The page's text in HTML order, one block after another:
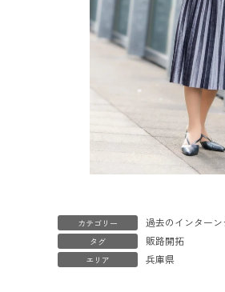
カテゴリー 過去のインター
タグ 販路開拓
エリア 兵庫県